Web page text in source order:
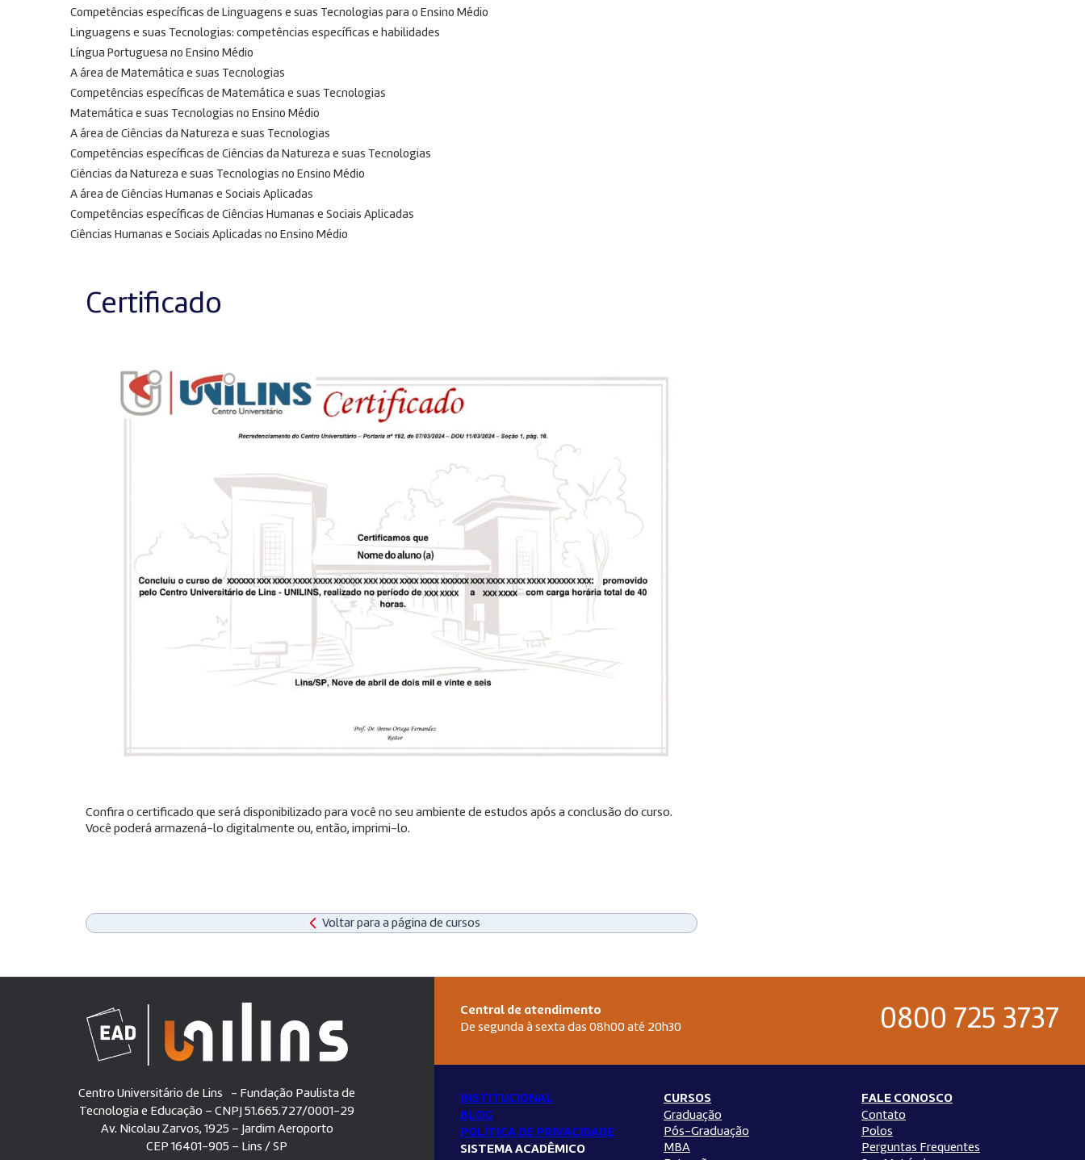
Competências específicas de Linguagens e suas Tecnologias para o Ensino Médio
Linguagens e suas Tecnologias: competências específicas e habilidades
Língua Portuguesa no Ensino Médio
A área de Matemática e suas Tecnologias
Competências específicas de Matemática e suas Tecnologias
Matemática e suas Tecnologias no Ensino Médio
A área de Ciências da Natureza e suas Tecnologias
Competências específicas de Ciências da Natureza e suas Tecnologias
Ciências da Natureza e suas Tecnologias no Ensino Médio
A área de Ciências Humanas e Sociais Aplicadas
Competências específicas de Ciências Humanas e Sociais Aplicadas
Ciências Humanas e Sociais Aplicadas no Ensino Médio
Certificado
Confira o certificado que será disponibilizado para você no seu ambiente de estudos após a conclusão do curso.
Você poderá armazená-lo digitalmente ou, então, imprimi-lo.
Voltar para a página de cursos
Centro Universitário de Lins - Fundação Paulista de
Tecnologia e Educação – CNPJ 51.665.727/0001-29
Av. Nicolau Zarvos, 1925 – Jardim Aeroporto
CEP 16401-905 – Lins / SP
Central de atendimento
De segunda à sexta das 08h00 até 20h30
0800 725 3737
INSTITUCIONAL
BLOG
POLÍTICA DE PRIVACIDADE
SISTEMA ACADÊMICO
CURSOS
Graduação
Pós-Graduação
MBA
FALE CONOSCO
Contato
Polos
Perguntas Frequentes